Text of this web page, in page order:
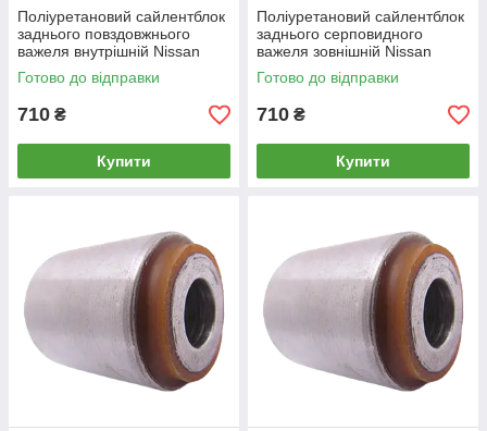
Поліуретановий сайлентблок
заднього повздовжнього
важеля внутрішній Nissan
Silvia 1995-2000
Готово до відправки
710 ₴
Купити
Поліуретановий сайлентблок
заднього серповидного
важеля зовнішній Nissan
Silvia 1988-1994
Готово до відправки
710 ₴
Купити